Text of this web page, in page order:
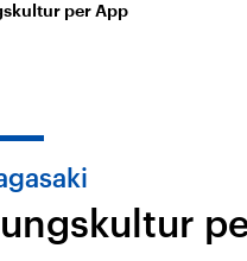
USA
Aktuelle Beiträge,
per App